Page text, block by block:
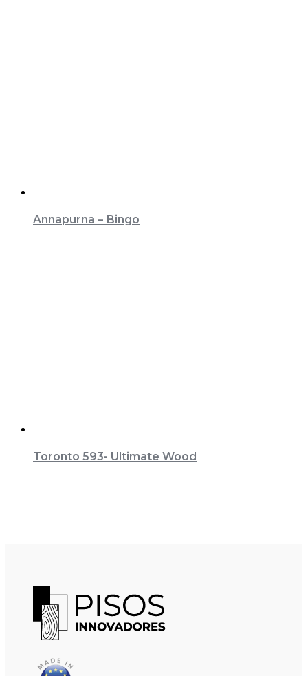
Annapurna – Bingo
Toronto 593- Ultimate Wood